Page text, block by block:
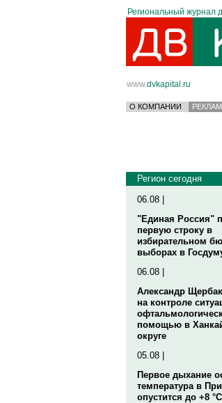
Региональный журнал
www.dvkapital.ru
О КОМПАНИИ
Регион сегодня
06.08 |
"Единая Россия"
первую строку в
избирательном
выборах в
06.08 |
Александр
на контроле
помощью в
округе
05.08 |
Первое дыхание
температура в
опустится до +8 °C